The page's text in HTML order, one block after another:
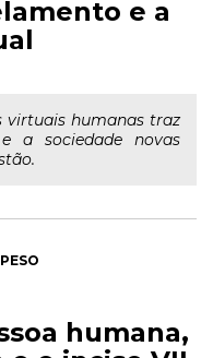
e a
virtuais humanas traz
a sociedade novas
humana,